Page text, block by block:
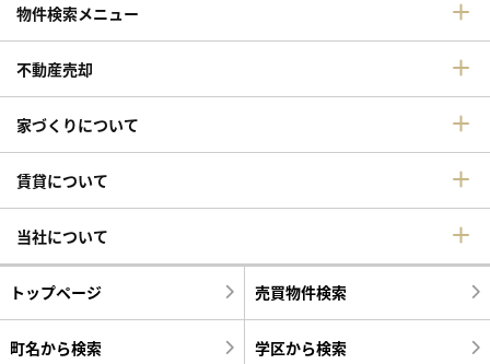
物件検索メニュー
不動産売却
家づくりについて
賃貸について
当社について
トップページ 売買物件検索
町名から検索 学区から検索